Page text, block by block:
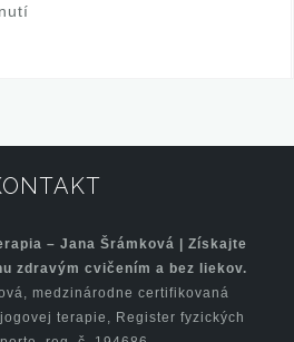
– Jana Šrámková | Získajte
zdravým cvičením a bez liekov.
medzinárodne certifikovaná
terapie, Register fyzických